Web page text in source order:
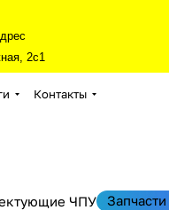
2с1
Контакты
ЧПУ